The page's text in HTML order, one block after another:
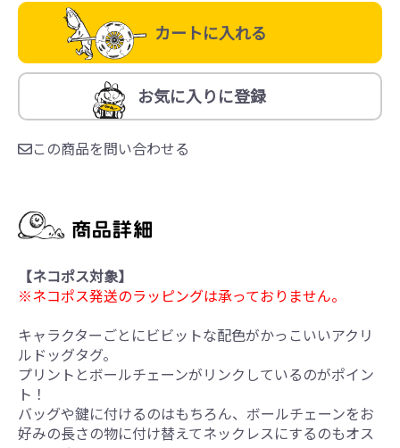
カートに入れる
お気に入りに登録
この商品を問い合わせる
【ネコポス対象】
※ネコポス発送のラッピングは承っておりません。
キャラクターごとにビビットな配色がかっこいいアクリ
ルドッグタグ。
プリントとボールチェーンがリンクしているのがポイン
ト！
バッグや鍵に付けるのはもちろん、ボールチェーンをお
好みの長さの物に付け替えてネックレスにするのもオス